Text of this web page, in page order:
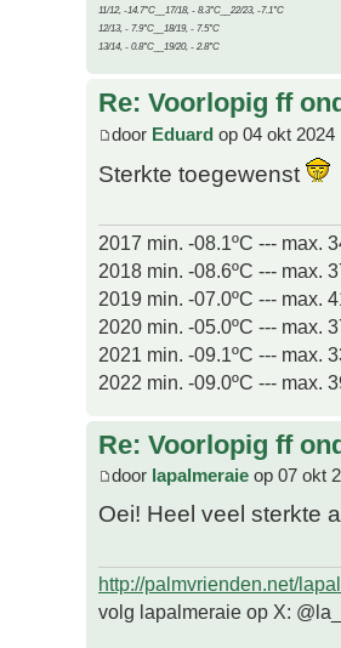
11/12, -14.7°C__17/18, - 8.3°C__22/23, -7.1°C
12/13, - 7.9°C__18/19, - 7.5°C
13/14, - 0.8°C__19/20, - 2.8°C
Re: Voorlopig ff
door Eduard op 04 okt 2024
Sterkte toegewenst
2017 min. -08.1ºC --- max.
2018 min. -08.6ºC --- max.
2019 min. -07.0ºC --- max.
2020 min. -05.0ºC --- max.
2021 min. -09.1ºC --- max.
2022 min. -09.0ºC --- max.
Re: Voorlopig ff
door lapalmeraie op 07 okt
Oei! Heel veel sterkte
http://palmvrienden.net/
volg lapalmeraie op X: